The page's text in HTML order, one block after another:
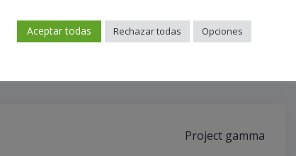
Project gamma
Aceptar todas Rechazar todas Opciones